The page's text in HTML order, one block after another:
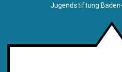
Jugendstiftung